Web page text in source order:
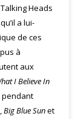
Heads
a lui-
de ces
à
aux
I Believe In
pendant
Big Blue Sunet